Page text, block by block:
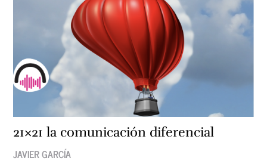
21×21 la comunicación diferencial
JAVIER GARCÍA